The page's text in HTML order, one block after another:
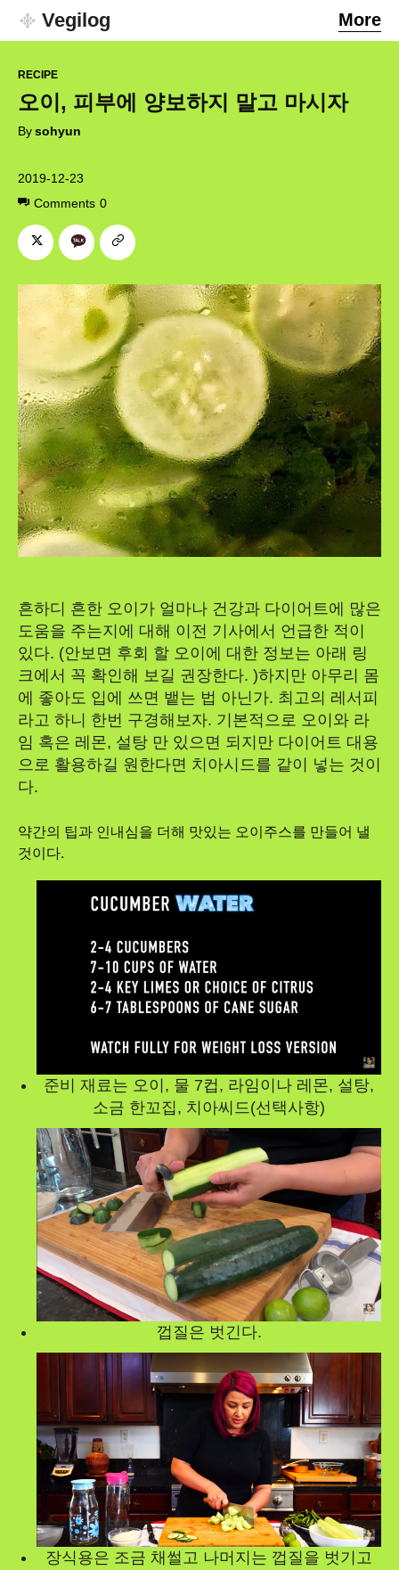
Vegilog More
2019-12-23
Comments 0
RECIPE
오이, 피부에 양보하지 말고 마시자
Bysohyun
흔하디 흔한 오이가 얼마나 건강과 다이어트에 많은
도움을 주는지에 대해 이전 기사에서 언급한 적이
있다. (안보면 후회 할 오이에 대한 정보는 아래 링
크에서 꼭 확인해 보길 권장한다. )하지만 아무리 몸
에 좋아도 입에 쓰면 뱉는 법 아닌가. 최고의 레서피
라고 하니 한번 구경해보자. 기본적으로 오이와 라
임 혹은 레몬, 설탕 만 있으면 되지만 다이어트 대용
으로 활용하길 원한다면 치아시드를 같이 넣는 것이
다.
약간의 팁과 인내심을 더해 맛있는 오이주스를 만들어 낼
것이다.
준비 재료는 오이, 물 7컵, 라임이나 레몬, 설탕,
소금 한꼬집, 치아씨드(선택사항)
껍질은 벗긴다.
장식용은 조금 채썰고 나머지는 껍질을 벗기고